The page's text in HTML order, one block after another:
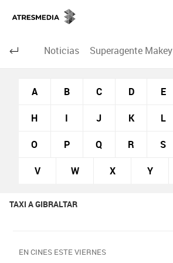
Noticias Superagente Makey
A B C D E
H I J K L
O P Q R S
V W X Y
TAXI A GIBRALTAR
EN CINES ESTE VIERNES